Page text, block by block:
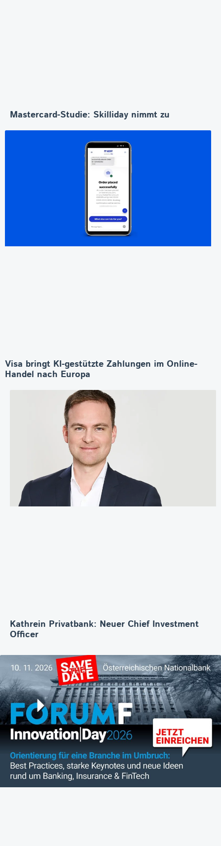
Mastercard-Studie: Skilliday nimmt zu
Visa bringt KI-gestützte Zahlungen im Online-
Handel nach Europa
Kathrein Privatbank: Neuer Chief Investment
Officer